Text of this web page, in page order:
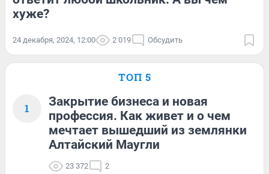
хуже?
24 декабря, 2024, 12:00 2 019 Обсудить
ТОП 5
1
Закрытие бизнеса и новая
профессия. Как живет и о чем
мечтает вышедший из землянки
Алтайский Маугли
23 372 2